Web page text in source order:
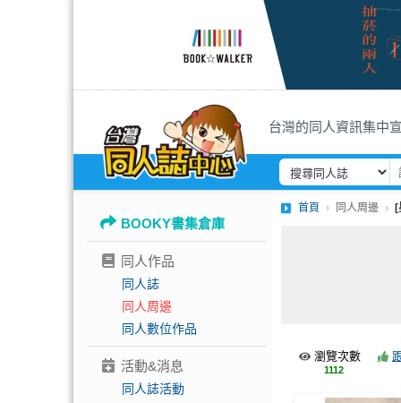
台灣的同人資訊集中
BOOKY書集倉庫
同人作品
同人誌
同人周邊
同人數位作品
活動&消息
同人誌活動
首頁 同人周邊
瀏覽次數
1112